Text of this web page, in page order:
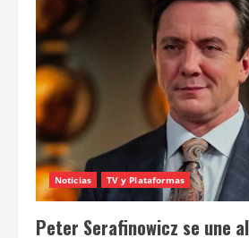
retornan
“Hechizo
continúa”
Noticias TV y Plataformas
Peter Serafinowicz se une